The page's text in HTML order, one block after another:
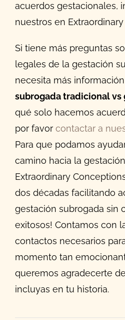
acuerdos gestacionales,
nuestros en
Si tiene más preguntas
legales de la gestación
necesita más
subrogada tradicional vs
qué solo hacemos
por favor contactar a
Para que podamos
camino hacia la
Extraordinary
dos décadas facilitando
gestación subrogada sin
exitosos! Contamos con
contactos necesarios
momento tan
queremos agradecerte
incluyas en tu historia.